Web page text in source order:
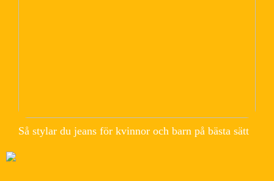
Så stylar du jeans för kvinnor och barn på bästa sätt